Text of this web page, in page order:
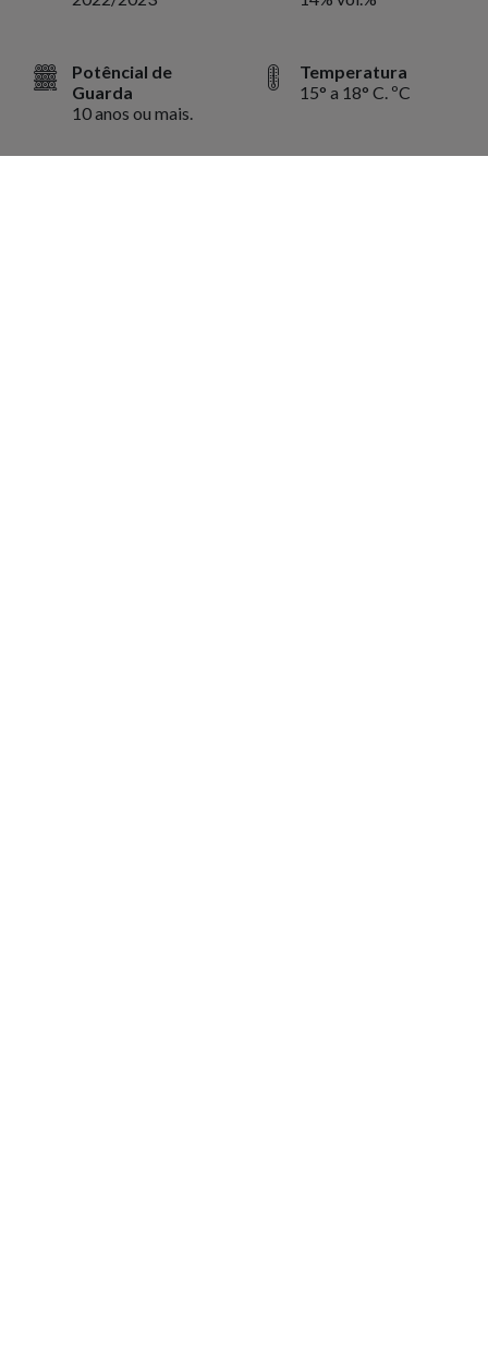
Potêncial de
Guarda
10 anos ou mais.
Temperatura
15° a 18° C. ºC